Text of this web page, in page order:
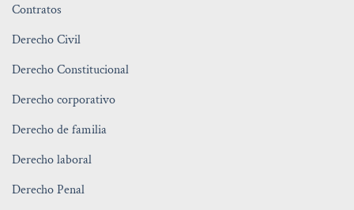
Contratos
Derecho Civil
Derecho Constitucional
Derecho corporativo
Derecho de familia
Derecho laboral
Derecho Penal